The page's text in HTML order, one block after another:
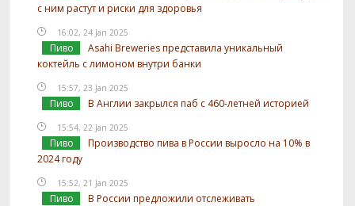
с ним растут и риски для здоровья
16:02, 24 Jan 2025
Пиво
Asahi Breweries представила уникальный
коктейль с лимоном внутри банки
15:57, 23 Jan 2025
Пиво В Англии закрылся паб с 460-летней историей
15:54, 22 Jan 2025
Пиво
Производство пива в России выросло на 10% в
2024 году
15:52, 21 Jan 2025
Пиво
В России предложили отслеживать